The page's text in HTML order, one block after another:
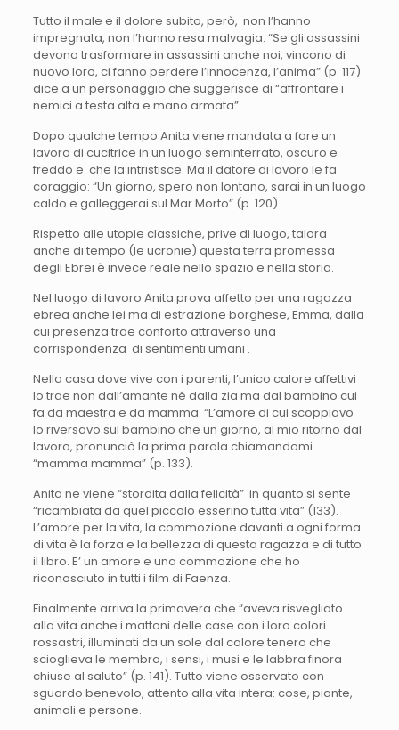
Tutto il male e il dolore subito, però, non l’hanno
impregnata, non l’hanno resa malvagia: “Se gli assassini
devono trasformare in assassini anche noi, vincono di
nuovo loro, ci fanno perdere l’innocenza, l’anima” (p. 117)
dice a un personaggio che suggerisce di “affrontare i
nemici a testa alta e mano armata”.
Dopo qualche tempo Anita viene mandata a fare un
lavoro di cucitrice in un luogo seminterrato, oscuro e
freddo e che la intristisce. Ma il datore di lavoro le fa
coraggio: “Un giorno, spero non lontano, sarai in un luogo
caldo e galleggerai sul Mar Morto” (p. 120).
Rispetto alle utopie classiche, prive di luogo, talora
anche di tempo (le ucronie) questa terra promessa
degli Ebrei è invece reale nello spazio e nella storia.
Nel luogo di lavoro Anita prova affetto per una ragazza
ebrea anche lei ma di estrazione borghese, Emma, dalla
cui presenza trae conforto attraverso una
corrispondenza di sentimenti umani .
Nella casa dove vive con i parenti, l’unico calore affettivi
lo trae non dall’amante né dalla zia ma dal bambino cui
fa da maestra e da mamma: “L’amore di cui scoppiavo
lo riversavo sul bambino che un giorno, al mio ritorno dal
lavoro, pronunciò la prima parola chiamandomi
“mamma mamma” (p. 133).
Anita ne viene “stordita dalla felicità” in quanto si sente
“ricambiata da quel piccolo esserino tutta vita” (133).
L’amore per la vita, la commozione davanti a ogni forma
di vita è la forza e la bellezza di questa ragazza e di tutto
il libro. E’ un amore e una commozione che ho
riconosciuto in tutti i film di Faenza.
Finalmente arriva la primavera che “aveva risvegliato
alla vita anche i mattoni delle case con i loro colori
rossastri, illuminati da un sole dal calore tenero che
scioglieva le membra, i sensi, i musi e le labbra finora
chiuse al saluto” (p. 141). Tutto viene osservato con
sguardo benevolo, attento alla vita intera: cose, piante,
animali e persone.